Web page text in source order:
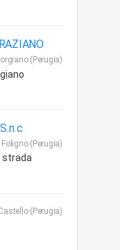
(Perugia)
Foligno (Perugia)
strada
(Perugia)